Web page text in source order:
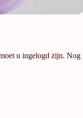
u ingelogd zijn. Nog